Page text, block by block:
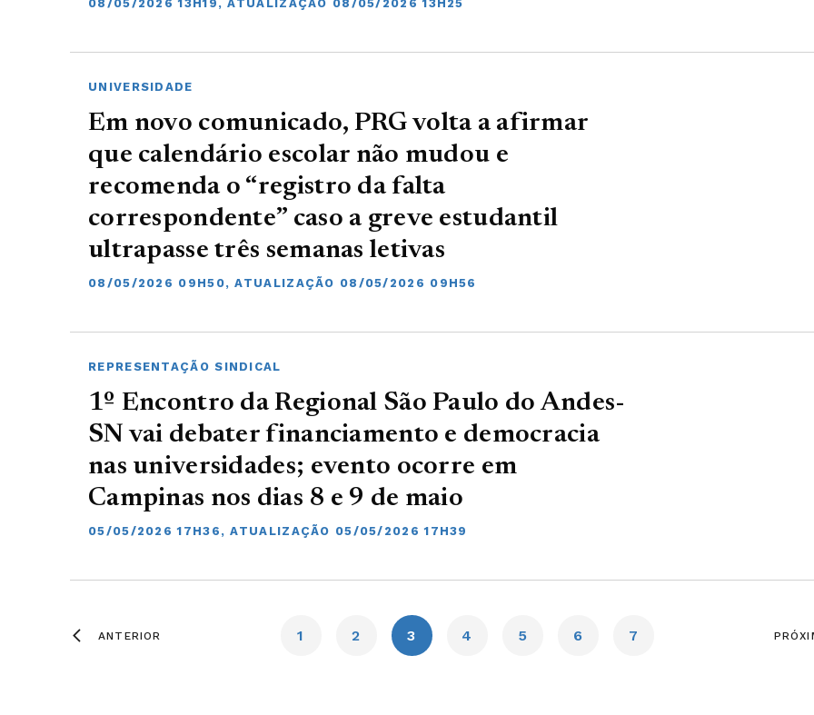
08/05/2026 13H19, ATUALIZAÇÃO 08/05/2026 13H25
UNIVERSIDADE
Em novo comunicado, PRG volta a afirmar
que calendário escolar não mudou e
recomenda o “registro da falta
correspondente” caso a greve estudantil
ultrapasse três semanas letivas
08/05/2026 09H50, ATUALIZAÇÃO 08/05/2026 09H56
REPRESENTAÇÃO SINDICAL
1º Encontro da Regional São Paulo do Andes-
SN vai debater financiamento e democracia
nas universidades; evento ocorre em
Campinas nos dias 8 e 9 de maio
05/05/2026 17H36, ATUALIZAÇÃO 05/05/2026 17H39
ANTERIOR 1 2 3 4 5 6 7